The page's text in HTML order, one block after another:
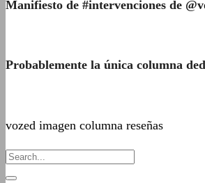
Manifiesto de #intervenciones de
Probablemente la única columna
vozed imagen columna reseñas